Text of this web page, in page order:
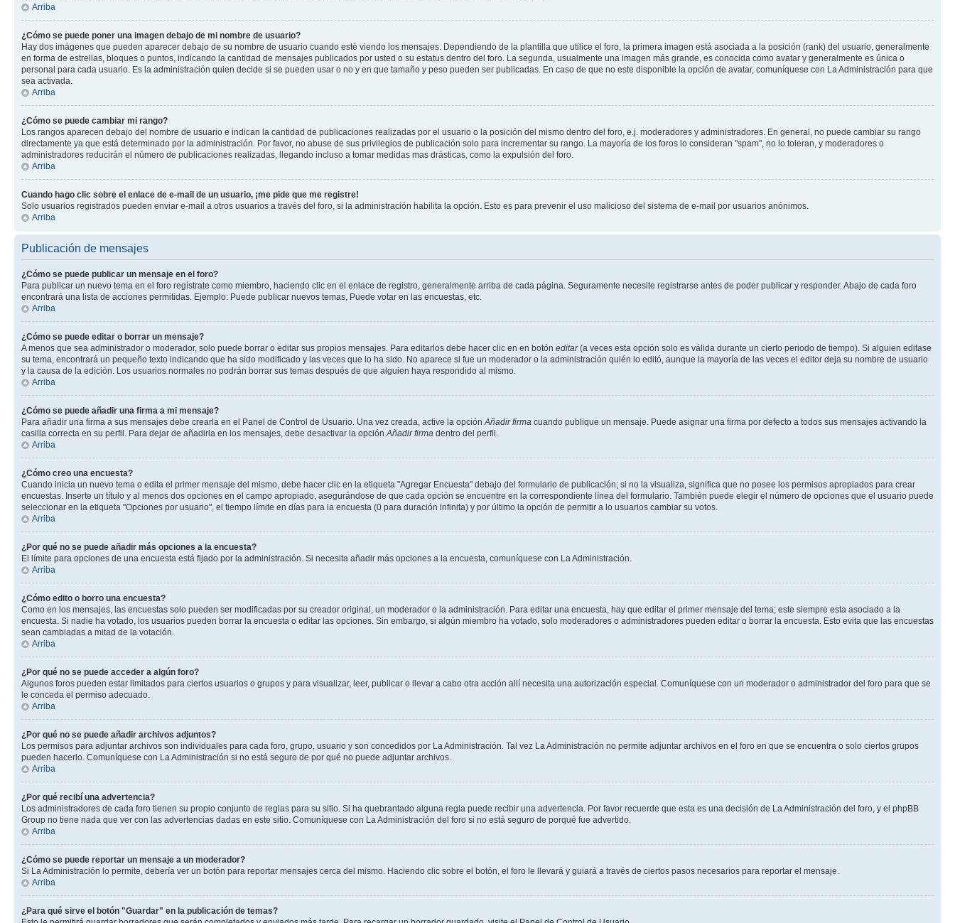
Arriba
¿Cómo se puede poner una imagen debajo de mi nombre de usuario?
Hay dos imágenes que pueden aparecer debajo de su nombre de usuario cuando esté viendo los mensajes. Dependiendo de la plantilla que utilice el foro, la primera imagen está asociada a la posición (rank) del usuario, generalmente
en forma de estrellas, bloques o puntos, indicando la cantidad de mensajes publicados por usted o su estatus dentro del foro. La segunda, usualmente una imagen más grande, es conocida como avatar y generalmente es única o
personal para cada usuario. Es la administración quien decide si se pueden usar o no y en que tamaño y peso pueden ser publicadas. En caso de que no este disponible la opción de avatar, comuníquese con La Administración para que
sea activada.
Arriba
¿Cómo se puede cambiar mi rango?
Los rangos aparecen debajo del nombre de usuario e indican la cantidad de publicaciones realizadas por el usuario o la posición del mismo dentro del foro, e.j. moderadores y administradores. En general, no puede cambiar su rango
directamente ya que está determinado por la administración. Por favor, no abuse de sus privilegios de publicación solo para incrementar su rango. La mayoría de los foros lo consideran "spam", no lo toleran, y moderadores o
administradores reducirán el número de publicaciones realizadas, llegando incluso a tomar medidas mas drásticas, como la expulsión del foro.
Arriba
Cuando hago clic sobre el enlace de e-mail de un usuario, ¡me pide que me registre!
Solo usuarios registrados pueden enviar e-mail a otros usuarios a través del foro, si la administración habilita la opción. Esto es para prevenir el uso malicioso del sistema de e-mail por usuarios anónimos.
Arriba
Publicación de mensajes
¿Cómo se puede publicar un mensaje en el foro?
Para publicar un nuevo tema en el foro regístrate como miembro, haciendo clic en el enlace de registro, generalmente arriba de cada página. Seguramente necesite registrarse antes de poder publicar y responder. Abajo de cada foro
encontrará una lista de acciones permitidas. Ejemplo: Puede publicar nuevos temas, Puede votar en las encuestas, etc.
Arriba
¿Cómo se puede editar o borrar un mensaje?
A menos que sea administrador o moderador, solo puede borrar o editar sus propios mensajes. Para editarlos debe hacer clic en en botón editar(a veces esta opción solo es válida durante un cierto periodo de tiempo). Si alguien editase
su tema, encontrará un pequeño texto indicando que ha sido modificado y las veces que lo ha sido. No aparece si fue un moderador o la administración quién lo editó, aunque la mayoría de las veces el editor deja su nombre de usuario
y la causa de la edición. Los usuarios normales no podrán borrar sus temas después de que alguien haya respondido al mismo.
Arriba
¿Cómo se puede añadir una firma a mi mensaje?
Para añadir una firma a sus mensajes debe crearla en el Panel de Control de Usuario. Una vez creada, active la opción Añadir firma cuando publique un mensaje. Puede asignar una firma por defecto a todos sus mensajes activando la
casilla correcta en su perfil. Para dejar de añadirla en los mensajes, debe desactivar la opción Añadir firma dentro del perfil.
Arriba
¿Cómo creo una encuesta?
Cuando inicia un nuevo tema o edita el primer mensaje del mismo, debe hacer clic en la etiqueta "Agregar Encuesta" debajo del formulario de publicación; si no la visualiza, significa que no posee los permisos apropiados para crear
encuestas. Inserte un título y al menos dos opciones en el campo apropiado, asegurándose de que cada opción se encuentre en la correspondiente línea del formulario. También puede elegir el número de opciones que el usuario puede
seleccionar en la etiqueta "Opciones por usuario", el tiempo límite en días para la encuesta (0 para duración infinita) y por último la opción de permitir a lo usuarios cambiar su votos.
Arriba
¿Por qué no se puede añadir más opciones a la encuesta?
El límite para opciones de una encuesta está fijado por la administración. Si necesita añadir más opciones a la encuesta, comuníquese con La Administración.
Arriba
¿Cómo edito o borro una encuesta?
Como en los mensajes, las encuestas solo pueden ser modificadas por su creador original, un moderador o la administración. Para editar una encuesta, hay que editar el primer mensaje del tema; este siempre esta asociado a la
encuesta. Si nadie ha votado, los usuarios pueden borrar la encuesta o editar las opciones. Sin embargo, si algún miembro ha votado, solo moderadores o administradores pueden editar o borrar la encuesta. Esto evita que las encuestas
sean cambiadas a mitad de la votación.
Arriba
¿Por qué no se puede acceder a algún foro?
Algunos foros pueden estar limitados para ciertos usuarios o grupos y para visualizar, leer, publicar o llevar a cabo otra acción allí necesita una autorización especial. Comuníquese con un moderador o administrador del foro para que se
le conceda el permiso adecuado.
Arriba
¿Por qué no se puede añadir archivos adjuntos?
Los permisos para adjuntar archivos son individuales para cada foro, grupo, usuario y son concedidos por La Administración. Tal vez La Administración no permite adjuntar archivos en el foro en que se encuentra o solo ciertos grupos
pueden hacerlo. Comuníquese con La Administración si no está seguro de por qué no puede adjuntar archivos.
Arriba
¿Por qué recibí una advertencia?
Los administradores de cada foro tienen su propio conjunto de reglas para su sitio. Si ha quebrantado alguna regla puede recibir una advertencia. Por favor recuerde que esta es una decisión de La Administración del foro, y el phpBB
Group no tiene nada que ver con las advertencias dadas en este sitio. Comuníquese con La Administración del foro si no está seguro de porqué fue advertido.
Arriba
¿Cómo se puede reportar un mensaje a un moderador?
Si La Administración lo permite, debería ver un botón para reportar mensajes cerca del mismo. Haciendo clic sobre el botón, el foro le llevará y guiará a través de ciertos pasos necesarios para reportar el mensaje.
Arriba
¿Para qué sirve el botón "Guardar" en la publicación de temas?